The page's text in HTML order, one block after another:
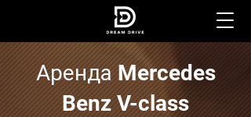
Аренда Mercedes
Benz V-class